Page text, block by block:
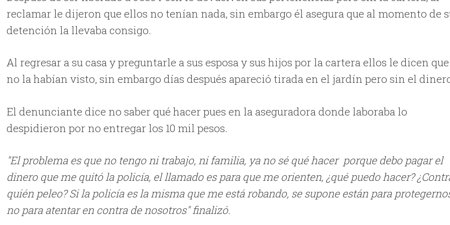
reclamar le dijeron que ellos no tenían nada, sin embargo él asegura que al momento de
detención la llevaba consigo.
Al regresar a su casa y preguntarle a sus esposa y sus hijos por la cartera ellos le dicen que
no la habían visto, sin embargo días después apareció tirada en el jardín pero sin el
El denunciante dice no saber qué hacer pues en la aseguradora donde laboraba lo
despidieron por no entregar los 10 mil pesos.
"El problema es que no tengo ni trabajo, ni familia, ya no sé qué hacer porque debo pagar el
dinero que me quitó la policía, el llamado es para que me orienten, ¿qué puedo hacer?
quién peleo? Si la policía es la misma que me está robando, se supone están para
no para atentar en contra de nosotros" finalizó.